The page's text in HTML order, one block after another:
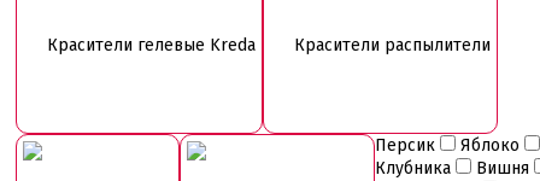
Красители гелевые Kreda Красители распылители
Персик
Яблоко
Клубника
Вишня